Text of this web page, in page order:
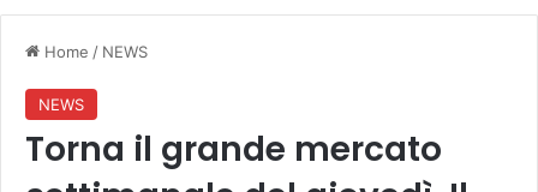
Home / NEWS
NEWS
Torna il grande mercato